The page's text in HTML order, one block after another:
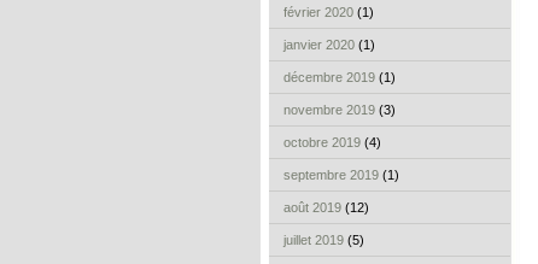
février 2020 (1)
janvier 2020 (1)
décembre 2019 (1)
novembre 2019 (3)
octobre 2019 (4)
septembre 2019 (1)
août 2019 (12)
juillet 2019 (5)